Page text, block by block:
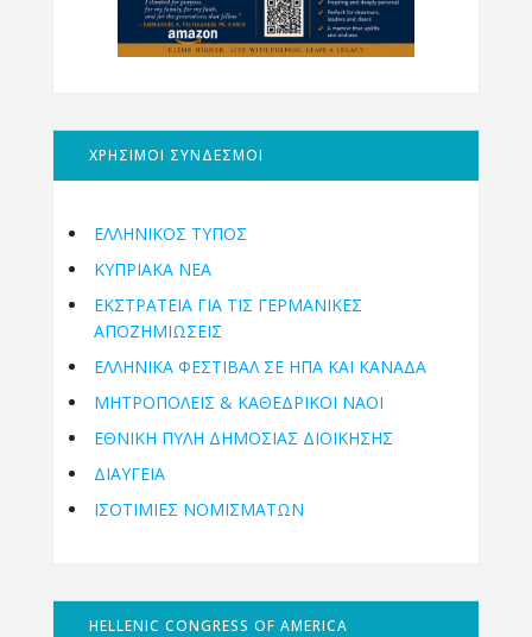
ΧΡΗΣΙΜΟΙ ΣΥΝΔΕΣΜΟΙ
ΕΛΛΗΝΙΚΟΣ ΤΥΠΟΣ
ΚΥΠΡΙΑΚΑ ΝΕΑ
ΕΚΣΤΡΑΤΕΙΑ ΓΙΑ ΤΙΣ ΓΕΡΜΑΝΙΚΕΣ
ΑΠΟΖΗΜΙΩΣΕΙΣ
ΕΛΛΗΝΙΚΆ ΦΕΣΤΙΒΆΛ ΣΕ ΗΠΑ ΚΑΙ ΚΑΝΑΔΑ
ΜΗΤΡΟΠΌΛΕΙΣ & ΚΑΘΕΔΡΙΚΟΊ ΝΑΟΊ
ΕΘΝΙΚΉ ΠΎΛΗ ΔΗΜΌΣΙΑΣ ΔΙΟΊΚΗΣΗΣ
ΔΙΑΥΓΕΙΑ
ΙΣΟΤΙΜΙΕΣ ΝΟΜΙΣΜΑΤΩΝ
HELLENIC CONGRESS OF AMERICA